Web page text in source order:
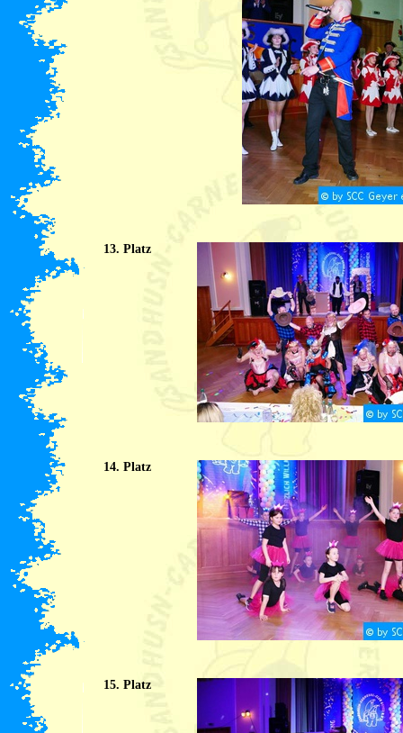
13. Platz
14. Platz
15. Platz